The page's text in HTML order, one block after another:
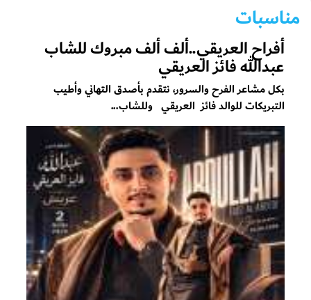
مناسبات
أفراح العريقي..ألف ألف مبروك للشاب
عبدالله فائز العريقي
بكل مشاعر الفرح والسرور، نتقدم بأصدق التهاني وأطيب
التبريكات للوالد فائز العريقي وللشاب...